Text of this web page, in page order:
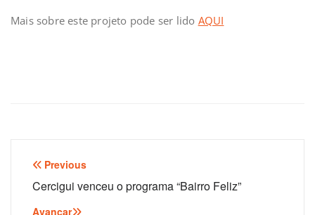
Mais sobre este projeto pode ser lido AQUI
Navegação
de
Previous
Cercigui venceu o programa “Bairro Feliz”
Avançar